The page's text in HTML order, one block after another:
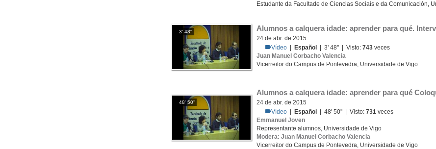
Estudante da Facultade de Ciencias Sociais e da Comunicación,
3' 48'' Alumnos a calquera idade: aprender para qué.
24 de abr. de 2015
Vídeo
Español | 3' 48'' | Visto:743 veces
Juan Manuel Corbacho Valencia
Vicerreitor do Campus de Pontevedra, Universidade de Vigo
48' 50''
Alumnos a calquera idade: aprender para qué
24 de abr. de 2015
Vídeo
Español | 48' 50'' | Visto:731 veces
Emmanuel Joven
Representante alumnos, Universidade de Vigo
Modera: Juan Manuel Corbacho Valencia
Vicerreitor do Campus de Pontevedra, Universidade de Vigo